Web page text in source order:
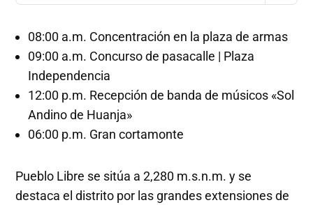
08:00 a.m. Concentración en la plaza de armas
09:00 a.m. Concurso de pasacalle | Plaza
Independencia
12:00 p.m. Recepción de banda de músicos «Sol
Andino de Huanja»
06:00 p.m. Gran cortamonte
Pueblo Libre se sitúa a 2,280 m.s.n.m. y se
destaca el distrito por las grandes extensiones de